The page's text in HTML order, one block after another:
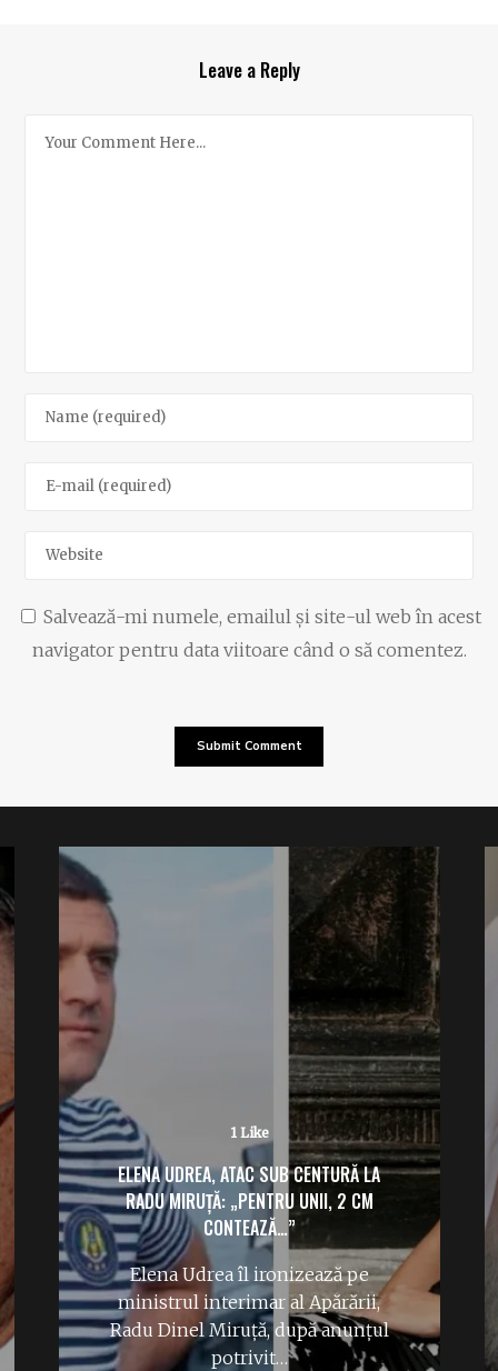
Leave a Reply
Salvează-mi numele, emailul și site-ul web în acest
navigator pentru data viitoare când o să comentez.
1 Like
ELENA UDREA, ATAC SUB CENTURĂ LA
RADU MIRUȚĂ: „PENTRU UNII, 2 CM
CONTEAZĂ…”
Elena Udrea îl ironizează pe
ministrul interimar al Apărării,
Radu Dinel Miruță, după anunțul
potrivit…